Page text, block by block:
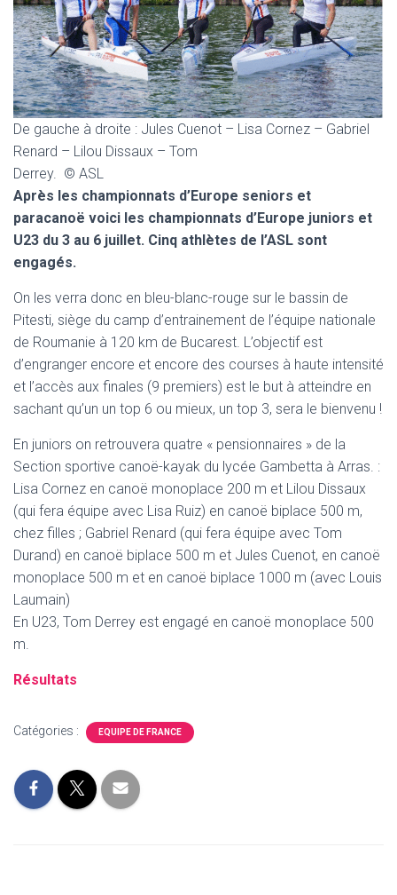
I
O
N
De gauche à droite : Jules Cuenot – Lisa Cornez – Gabriel
Renard – Lilou Dissaux – Tom
Derrey. © ASL
Après les championnats d’Europe seniors et
paracanoë voici les championnats d’Europe juniors et
U23 du 3 au 6 juillet. Cinq athlètes de l’ASL sont
engagés.
On les verra donc en bleu-blanc-rouge sur le bassin de
Pitesti, siège du camp d’entrainement de l’équipe nationale
de Roumanie à 120 km de Bucarest. L’objectif est
d’engranger encore et encore des courses à haute intensité
et l’accès aux finales (9 premiers) est le but à atteindre en
sachant qu’un un top 6 ou mieux, un top 3, sera le bienvenu !
En juniors on retrouvera quatre « pensionnaires » de la
Section sportive canoë-kayak du lycée Gambetta à Arras. :
Lisa Cornez en canoë monoplace 200 m et Lilou Dissaux
(qui fera équipe avec Lisa Ruiz) en canoë biplace 500 m,
chez filles ; Gabriel Renard (qui fera équipe avec Tom
Durand) en canoë biplace 500 m et Jules Cuenot, en canoë
monoplace 500 m et en canoë biplace 1000 m (avec Louis
Laumain)
En U23, Tom Derrey est engagé en canoë monoplace 500
m.
Résultats
Catégories : EQUIPE DE FRANCE